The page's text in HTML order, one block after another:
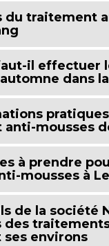
du traitement
il effectuer
dans
mousses
à prendre
mousses à
de la société
des
ses environs